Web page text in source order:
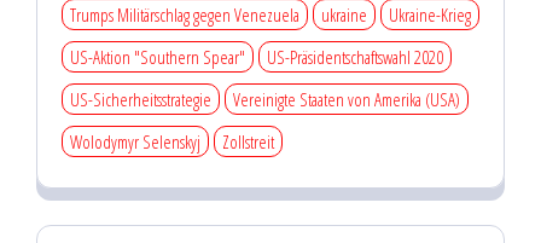
Trumps Militärschlag gegen Venezuela
ukraine
Ukraine-Krieg
US-Aktion "Southern Spear"
US-Präsidentschaftswahl 2020
US-Sicherheitsstrategie
Vereinigte Staaten von Amerika (USA)
Wolodymyr Selenskyj
Zollstreit